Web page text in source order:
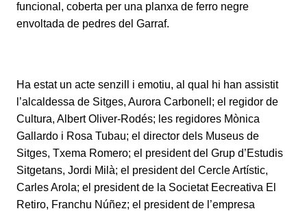
funcional, coberta per una planxa de ferro negre
envoltada de pedres del Garraf.
Ha estat un acte senzill i emotiu, al qual hi han assistit
l’alcaldessa de Sitges, Aurora Carbonell; el regidor de
Cultura, Albert Oliver-Rodés; les regidores Mònica
Gallardo i Rosa Tubau; el director dels Museus de
Sitges, Txema Romero; el president del Grup d’Estudis
Sitgetans, Jordi Milà; el president del Cercle Artístic,
Carles Arola; el president de la Societat Eecreativa El
Retiro, Franchu Núñez; el president de l’empresa